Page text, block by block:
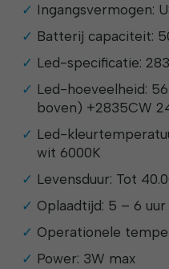
Ingangsvermogen:
Batterij capaciteit:
Led-specificatie:
Led-hoeveelheid:
boven) +2835CW
Led-
wit 6000K
Levensduur: Tot
Oplaadtijd: 5 – 6 uur
Operationele
Power: 3W max